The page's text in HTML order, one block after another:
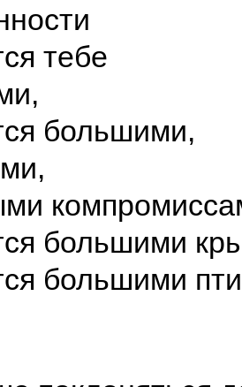
тебе
большими,
большими
большими